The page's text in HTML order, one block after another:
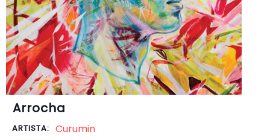
Arrocha
ARTISTA: Curumin